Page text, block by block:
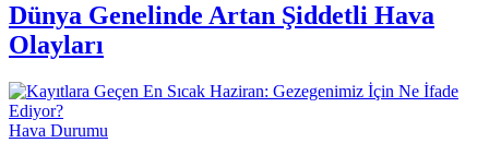
Dünya Genelinde Artan Şiddetli Hava
Olayları
Hava Durumu